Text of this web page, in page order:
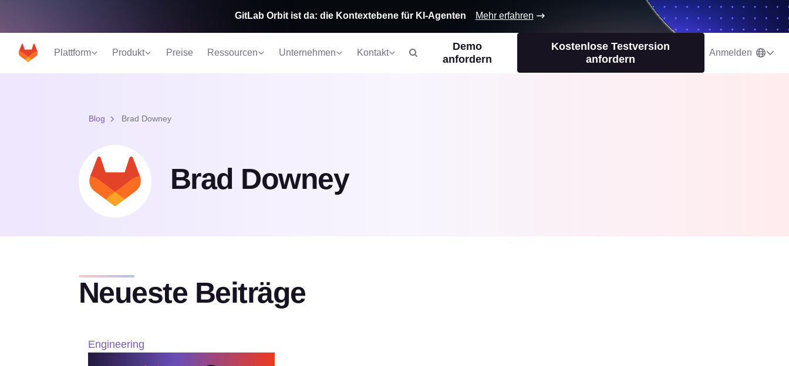
Plattform Produkt Preise Ressourcen Unternehmen Kontakt
Demo
anfordern
Kostenlose Testversion
anfordern
Anmelden
GitLab Orbit ist da: die Kontextebene für KI-Agenten Mehr erfahren
Blog Brad Downey
Brad Downey
Neueste Beiträge
Engineering